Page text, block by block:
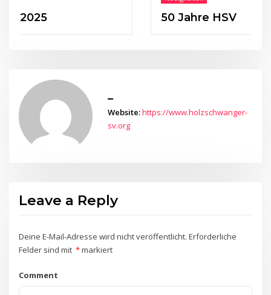
50 Jahre HSV
_
Website:https://www.holzschwanger-
sv.org
Leave a Reply
Deine E-Mail-Adresse wird nicht veröffentlicht. Erforderliche
Felder sind mit *markiert
Comment